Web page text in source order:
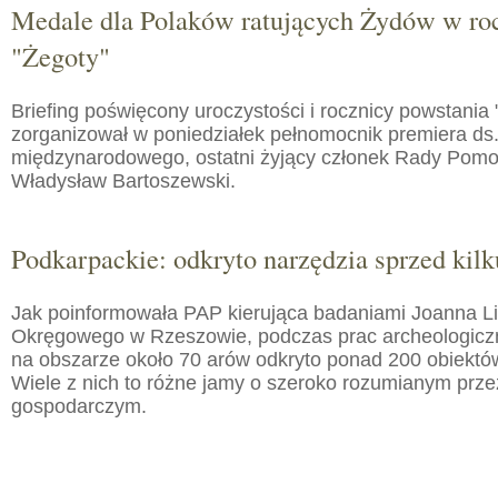
Medale dla Polaków ratujących Żydów w
"Żegoty"
Briefing poświęcony uroczystości i rocznicy powstania
zorganizował w poniedziałek pełnomocnik premiera
międzynarodowego, ostatni żyjący członek Rady
Władysław Bartoszewski.
Podkarpackie: odkryto narzędzia sprzed
Jak poinformowała PAP kierująca badaniami Joanna
Okręgowego w Rzeszowie, podczas prac
na obszarze około 70 arów odkryto ponad 200
Wiele z nich to różne jamy o szeroko rozumianym
gospodarczym.